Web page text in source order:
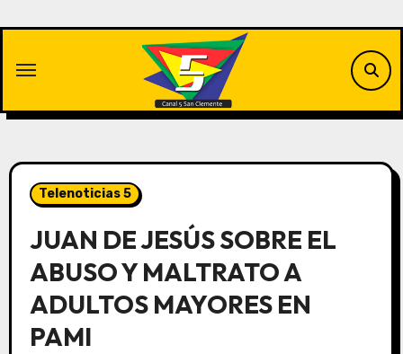
contenido
Telenoticias 5
JUAN DE JESÚS SOBRE EL
ABUSO Y MALTRATO A
ADULTOS MAYORES EN
PAMI